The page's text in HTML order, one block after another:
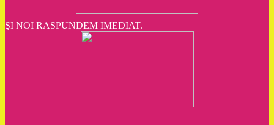
ŞI NOI RASPUNDEM IMEDIAT.